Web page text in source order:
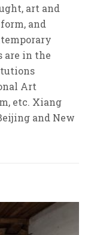
art and
and
are in the
Art
etc. Xiang
and New